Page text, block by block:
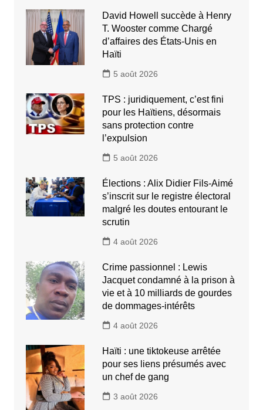
David Howell succède à Henry
T. Wooster comme Chargé
d’affaires des États-Unis en
Haïti
5 août 2026
TPS : juridiquement, c’est fini
pour les Haïtiens, désormais
sans protection contre
l’expulsion
5 août 2026
Élections : Alix Didier Fils-Aimé
s’inscrit sur le registre électoral
malgré les doutes entourant le
scrutin
4 août 2026
Crime passionnel : Lewis
Jacquet condamné à la prison à
vie et à 10 milliards de gourdes
de dommages-intérêts
4 août 2026
Haïti : une tiktokeuse arrêtée
pour ses liens présumés avec
un chef de gang
3 août 2026